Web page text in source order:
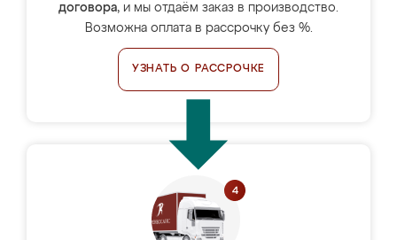
договора, и мы отдаём заказ в производство.
Возможна оплата в рассрочку без %.
УЗНАТЬ О РАССРОЧКЕ